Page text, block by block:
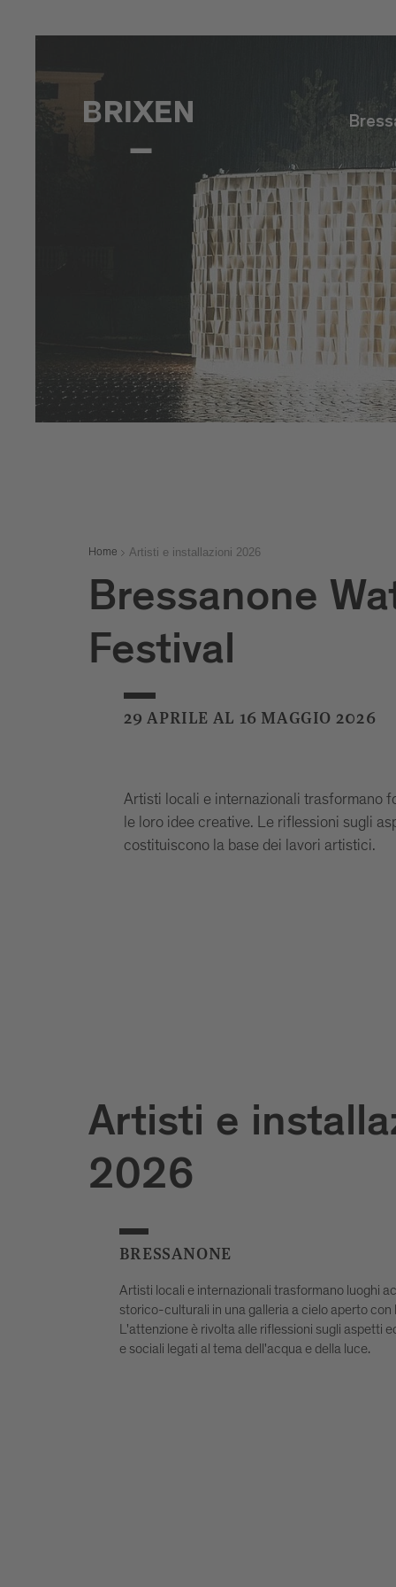
Home Artisti e installazioni 2026
Bressanone
Festival
29 APRILE AL 16 MAGGIO 2026
Artisti locali e internazionali trasformano
le loro idee creative. Le riflessioni sugli
costituiscono la base dei lavori artistici.
Artisti e
2026
BRESSANONE
Artisti locali e internazionali trasformano luoghi
storico-culturali in una galleria a cielo aperto con
L'attenzione è rivolta alle riflessioni sugli aspetti
e sociali legati al tema dell'acqua e della luce.